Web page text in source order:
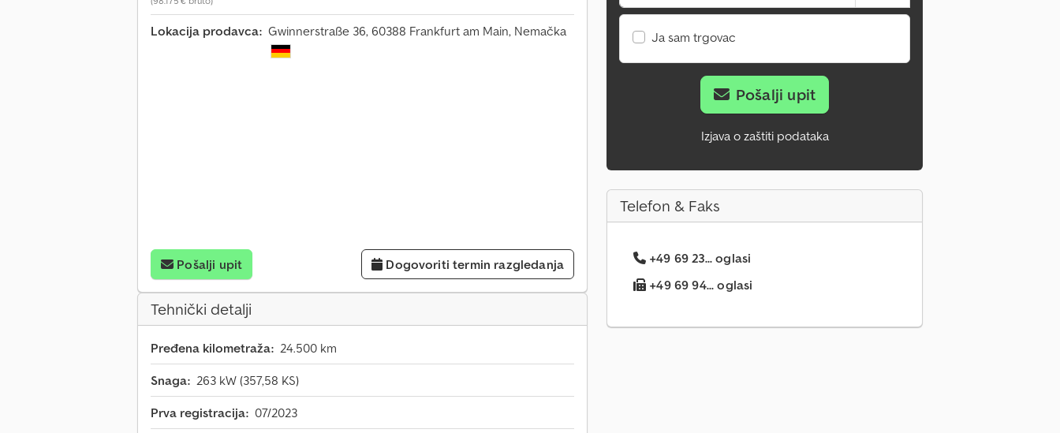
Lokacija prodavca: Gwinnerstraße 36, 60388 Frankfurt am Main, Nemačka
Pošalji upit Dogovoriti termin razgledanja
Tehnički detalji
Pređena kilometraža: 24.500 km
Snaga: 263 kW (357,58 KS)
Prva registracija: 07/2023
Ja sam trgovac
Pošalji upit
Izjava o zaštiti podataka
Telefon & Faks
+49 69 23... oglasi
+49 69 94... oglasi